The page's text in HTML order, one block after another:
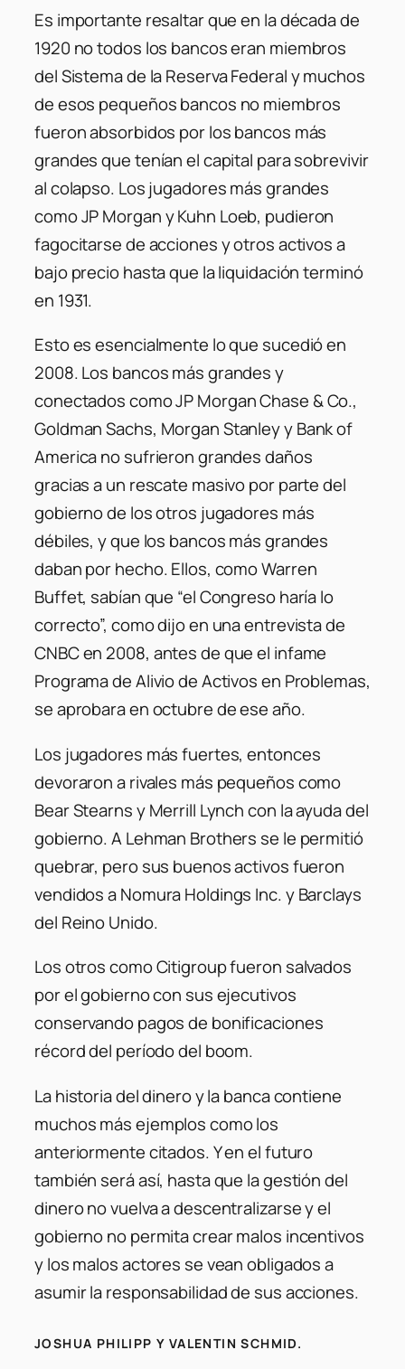
Es importante resaltar que en la década de
1920 no todos los bancos eran miembros
del Sistema de la Reserva Federal y muchos
de esos pequeños bancos no miembros
fueron absorbidos por los bancos más
grandes que tenían el capital para sobrevivir
al colapso. Los jugadores más grandes
como JP Morgan y Kuhn Loeb, pudieron
fagocitarse de acciones y otros activos a
bajo precio hasta que la liquidación terminó
en 1931.
Esto es esencialmente lo que sucedió en
2008. Los bancos más grandes y
conectados como JP Morgan Chase & Co.,
Goldman Sachs, Morgan Stanley y Bank of
America no sufrieron grandes daños
gracias a un rescate masivo por parte del
gobierno de los otros jugadores más
débiles, y que los bancos más grandes
daban por hecho. Ellos, como Warren
Buffet, sabían que “el Congreso haría lo
correcto”, como dijo en una entrevista de
CNBC en 2008, antes de que el infame
Programa de Alivio de Activos en Problemas,
se aprobara en octubre de ese año.
Los jugadores más fuertes, entonces
devoraron a rivales más pequeños como
Bear Stearns y Merrill Lynch con la ayuda del
gobierno. A Lehman Brothers se le permitió
quebrar, pero sus buenos activos fueron
vendidos a Nomura Holdings Inc. y Barclays
del Reino Unido.
Los otros como Citigroup fueron salvados
por el gobierno con sus ejecutivos
conservando pagos de bonificaciones
récord del período del boom.
La historia del dinero y la banca contiene
muchos más ejemplos como los
anteriormente citados. Y en el futuro
también será así, hasta que la gestión del
dinero no vuelva a descentralizarse y el
gobierno no permita crear malos incentivos
y los malos actores se vean obligados a
asumir la responsabilidad de sus acciones.
JOSHUA PHILIPP Y VALENTIN SCHMID.